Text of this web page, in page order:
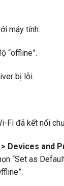
máy tính.
“offline”.
bị lỗi.
Fi đã kết nối
Devices and
“Set as